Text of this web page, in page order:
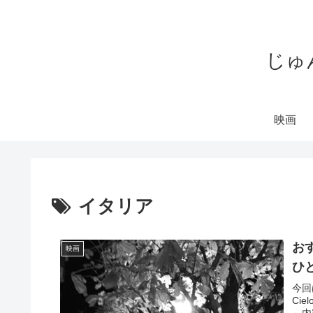
じ
映画
イタリア
映画
お
ひ
今